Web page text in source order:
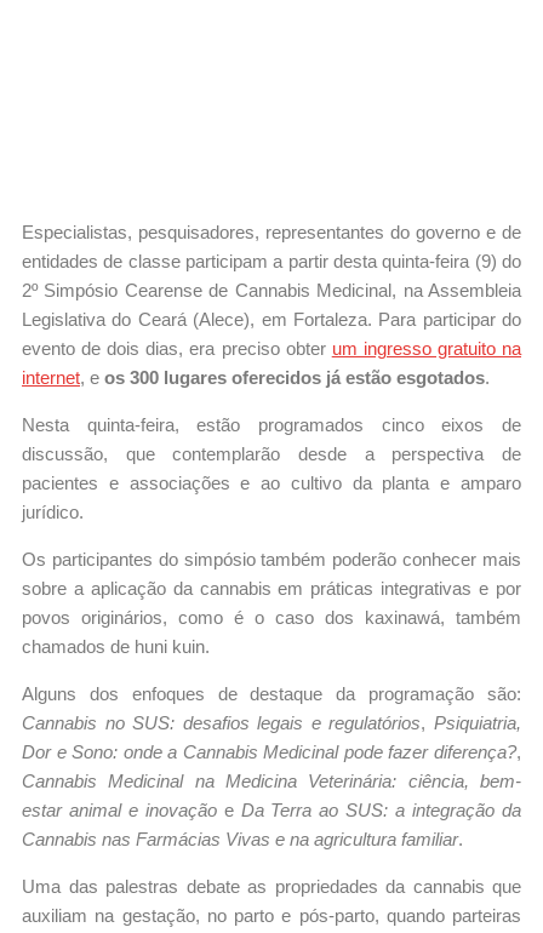
Especialistas, pesquisadores, representantes do governo e de
entidades de classe participam a partir desta quinta-feira (9) do
2º Simpósio Cearense de Cannabis Medicinal, na Assembleia
Legislativa do Ceará (Alece), em Fortaleza. Para participar do
evento de dois dias, era preciso obter um ingresso gratuito na
internet, e os 300 lugares oferecidos já estão esgotados.
Nesta quinta-feira, estão programados cinco eixos de
discussão, que contemplarão desde a perspectiva de
pacientes e associações e ao cultivo da planta e amparo
jurídico.
Os participantes do simpósio também poderão conhecer mais
sobre a aplicação da cannabis em práticas integrativas e por
povos originários, como é o caso dos kaxinawá, também
chamados de huni kuin.
Alguns dos enfoques de destaque da programação são:
Cannabis no SUS: desafios legais e regulatórios,Psiquiatria,
Dor e Sono: onde a Cannabis Medicinal pode fazer diferença?,
Cannabis Medicinal na Medicina Veterinária: ciência, bem-
estar animal e inovaçãoe Da Terra ao SUS: a integração da
Cannabis nas Farmácias Vivas e na agricultura familiar.
Uma das palestras debate as propriedades da cannabis que
auxiliam na gestação, no parto e pós-parto, quando parteiras